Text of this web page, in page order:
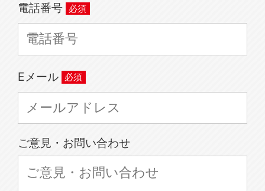
電話番号
Eメール
ご意見・お問い合わせ